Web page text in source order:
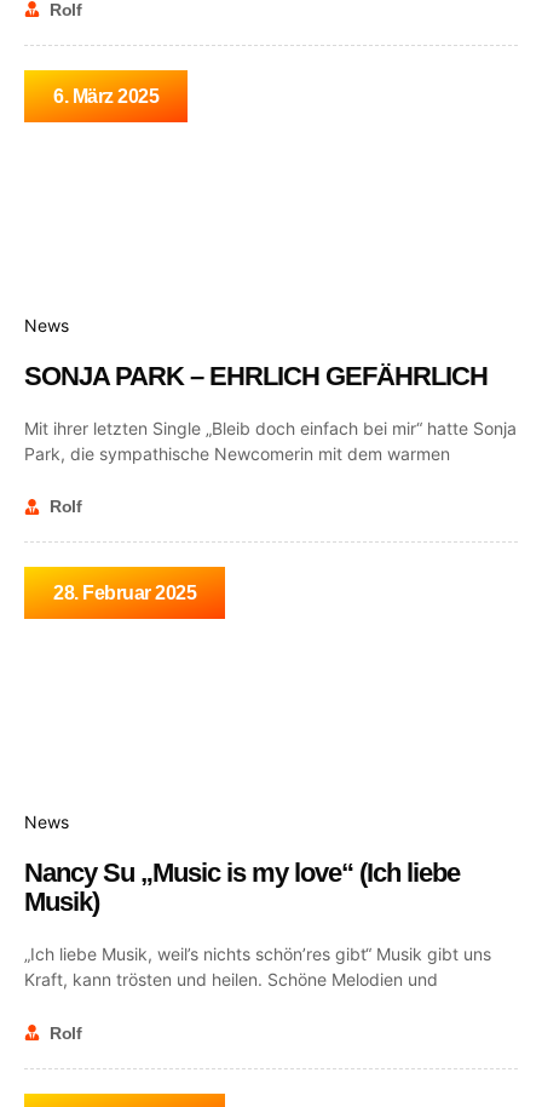
Rolf
6. März 2025
News
SONJA PARK – EHRLICH GEFÄHRLICH
Mit ihrer letzten Single „Bleib doch einfach bei mir“ hatte Sonja
Park, die sympathische Newcomerin mit dem warmen
Rolf
28. Februar 2025
News
Nancy Su „Music is my love“ (Ich liebe
Musik)
„Ich liebe Musik, weil’s nichts schön’res gibt“ Musik gibt uns
Kraft, kann trösten und heilen. Schöne Melodien und
Rolf